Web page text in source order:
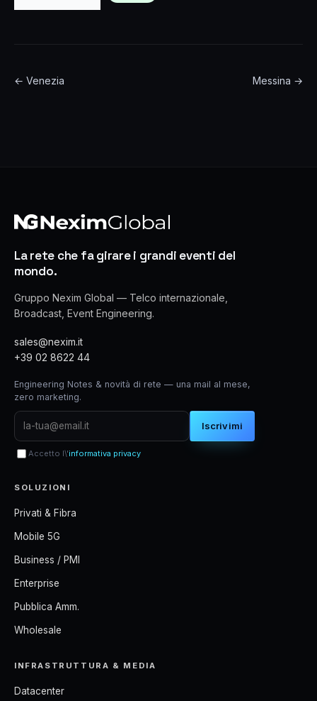
← Venezia Messina →
La rete che fa girare i grandi eventi del
mondo.
Gruppo Nexim Global — Telco internazionale,
Broadcast, Event Engineering.
sales@nexim.it
+39 02 8622 44
Engineering Notes & novità di rete — una mail al mese,
zero marketing.
Iscrivimi
Accetto l\'informativa privacy
SOLUZIONI
Privati & Fibra
Mobile 5G
Business / PMI
Enterprise
Pubblica Amm.
Wholesale
INFRASTRUTTURA & MEDIA
Datacenter